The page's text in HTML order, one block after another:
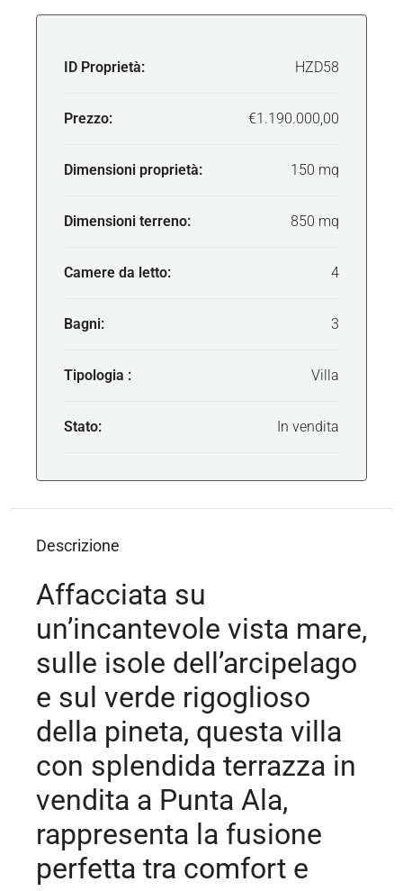
ID Proprietà: HZD58
Prezzo: €1.190.000,00
Dimensioni proprietà: 150 mq
Dimensioni terreno: 850 mq
Camere da letto: 4
Bagni: 3
Tipologia : Villa
Stato: In vendita
Descrizione
Affacciata su
un’incantevole vista mare,
sulle isole dell’arcipelago
e sul verde rigoglioso
della pineta, questa villa
con splendida terrazza in
vendita a Punta Ala,
rappresenta la fusione
perfetta tra comfort e